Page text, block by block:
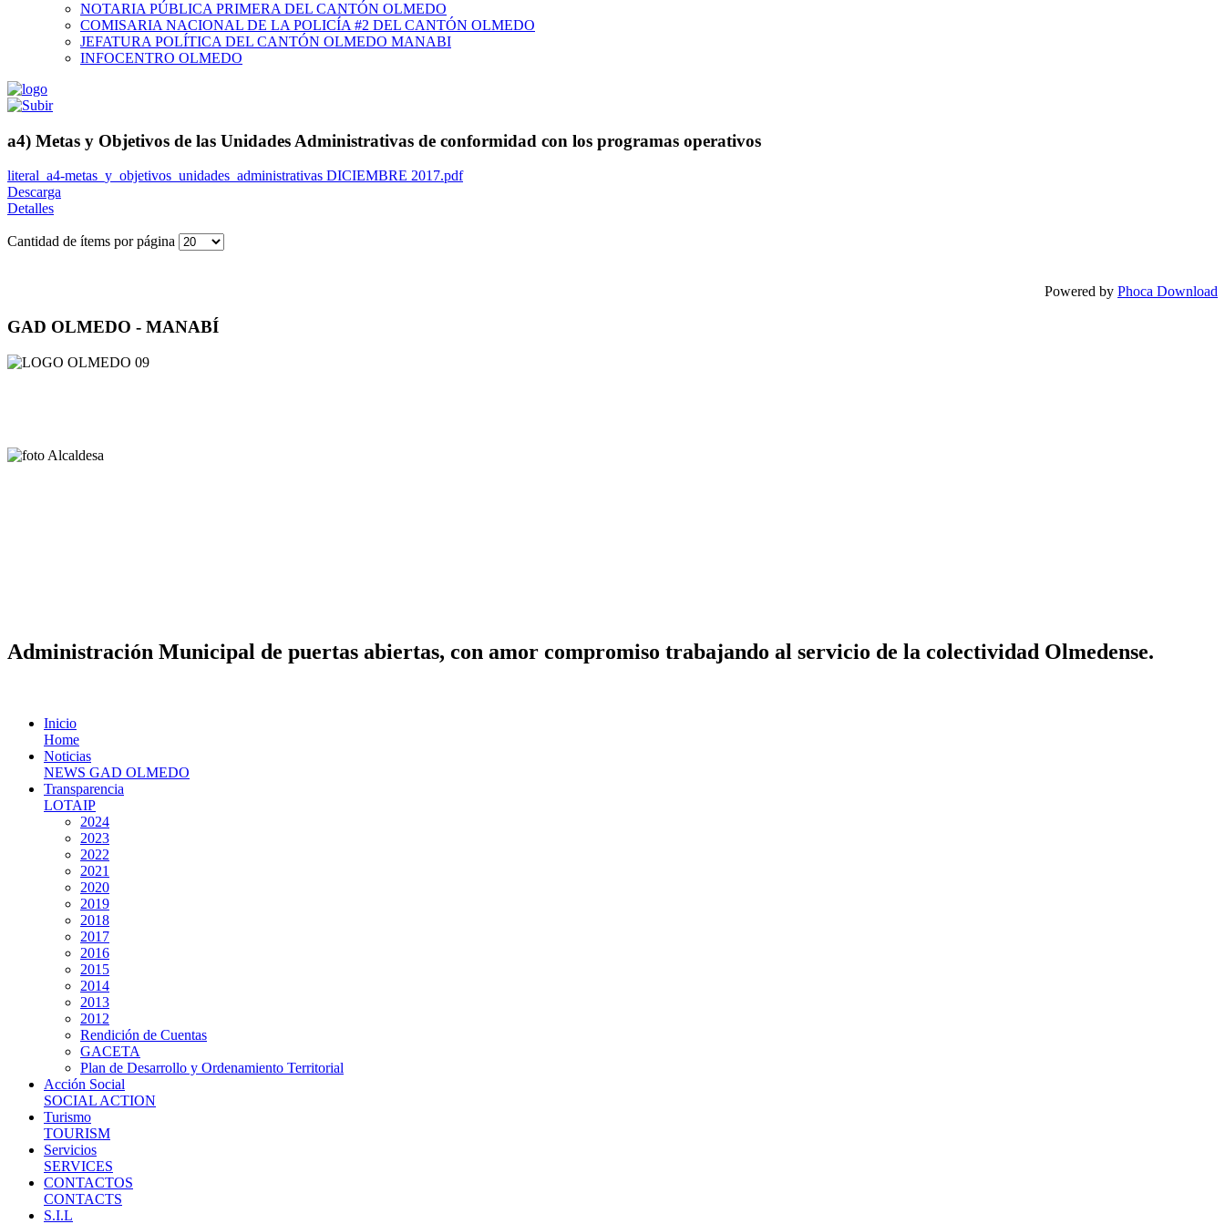
NOTARIA PÚBLICA PRIMERA DEL CANTÓN OLMEDO
COMISARIA NACIONAL DE LA POLICÍA #2 DEL CANTÓN OLMEDO
JEFATURA POLÍTICA DEL CANTÓN OLMEDO MANABI
INFOCENTRO OLMEDO
a4) Metas y Objetivos de las Unidades Administrativas de conformidad con los programas operativos
literal_a4-metas_y_objetivos_unidades_administrativas DICIEMBRE 2017.pdf
Descarga
Detalles
Cantidad de ítems por página
Powered by Phoca Download
GAD OLMEDO - MANABÍ
Administración Municipal de puertas abiertas, con amor compromiso trabajando al servicio de la colectividad Olmedense.
Inicio
Home
Noticias
NEWS GAD OLMEDO
Transparencia
LOTAIP
2024
2023
2022
2021
2020
2019
2018
2017
2016
2015
2014
2013
2012
Rendición de Cuentas
GACETA
Plan de Desarrollo y Ordenamiento Territorial
Acción Social
SOCIAL ACTION
Turismo
TOURISM
Servicios
SERVICES
CONTACTOS
CONTACTS
S.I.L